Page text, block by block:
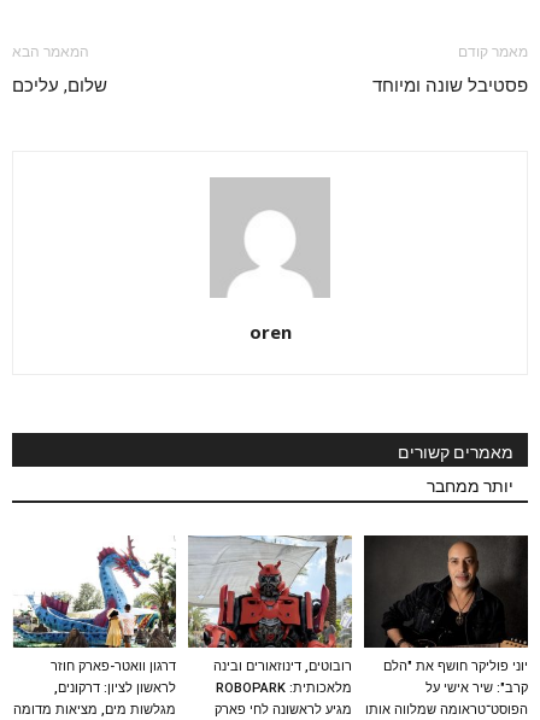
מאמר קודם
פסטיבל שונה ומיוחד
המאמר הבא
שלום, עליכם
oren
מאמרים קשורים
יותר ממחבר
יוני פוליקר חושף את "הלם
קרב": שיר אישי על
הפוסט־טראומה שמלווה אותו
רובוטים, דינוזאורים ובינה
מלאכותית: ROBOPARK
מגיע לראשונה לחי פארק
דרגון וואטר-פארק חוזר
לראשון לציון: דרקונים,
מגלשות מים, מציאות מדומה